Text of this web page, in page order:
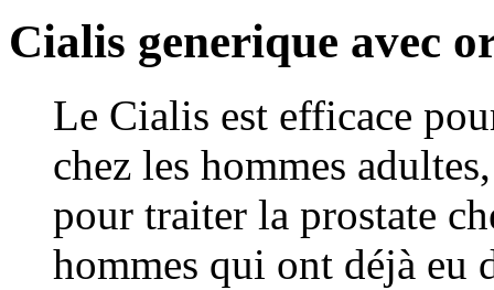
Cialis generique avec
Le Cialis est efficace
chez les hommes
pour traiter la prostate
hommes qui ont déjà eu